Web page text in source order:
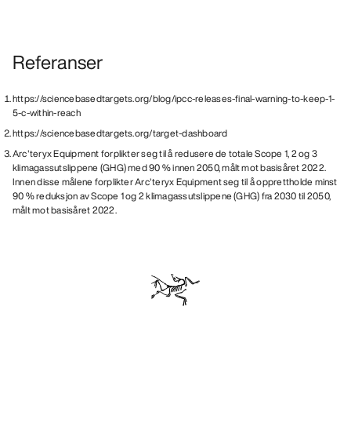
Referanser
https://sciencebasedtargets.org/blog/ipcc-releases-final-warning-to-keep-1-
5-c-within-reach
https://sciencebasedtargets.org/target-dashboard
Arc'teryx Equipment forplikter seg til å redusere de totale Scope 1, 2 og 3
klimagassutslippene (GHG) med 90 % innen 2050, målt mot basisåret 2022.
Innen disse målene forplikter Arc'teryx Equipment seg til å opprettholde minst
90 % reduksjon av Scope 1 og 2 klimagassutslippene (GHG) fra 2030 til 2050,
målt mot basisåret 2022.